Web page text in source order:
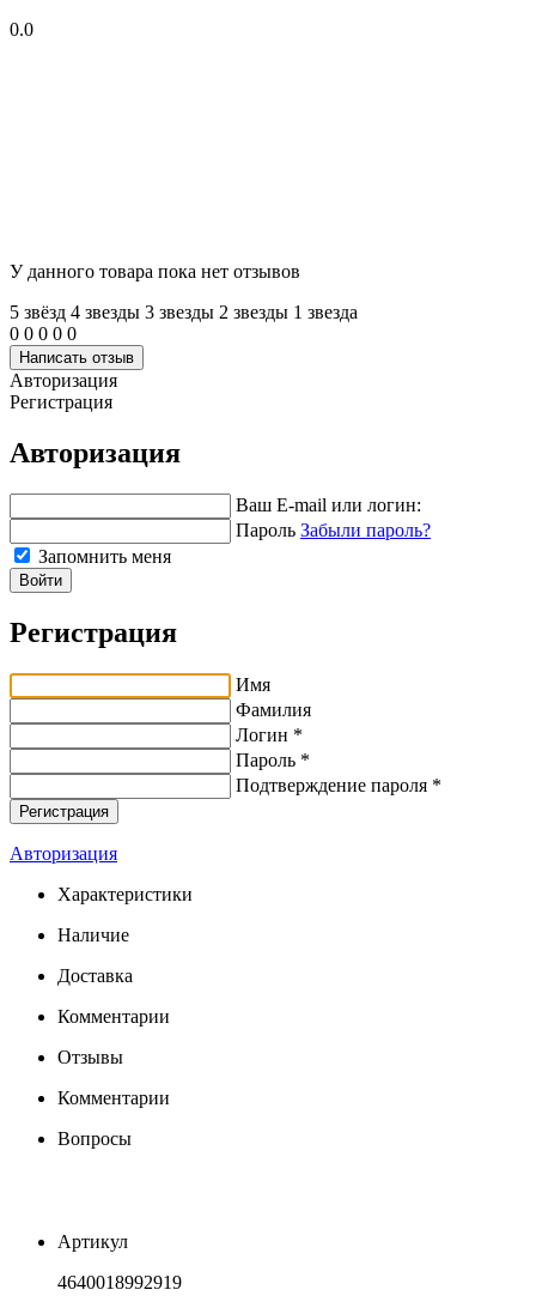
0.0
У данного товара пока нет отзывов
5 звёзд 4 звeзды 3 звeзды 2 звeзды 1 звeзда
0 0 0 0 0
Написать отзыв
Авторизация
Регистрация
Авторизация
Ваш E-mail или логин:
Пароль Забыли пароль?
Запомнить меня
Войти
Регистрация
Имя
Фамилия
Логин *
Пароль *
Подтверждение пароля *
Авторизация
Характеристики
Наличие
Доставка
Комментарии
Отзывы
Комментарии
Вопросы
Артикул
4640018992919